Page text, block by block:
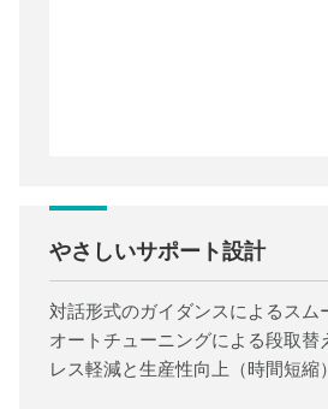
やさしいサポート設計
対話形式のガイダンスによるスム
オートチューニングによる段取替
レス軽減と生産性向上（時間短縮